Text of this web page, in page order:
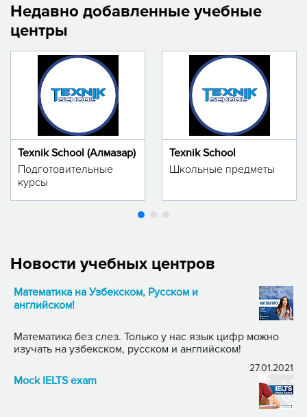
Недавно добавленные учебные
центры
Texnik School (Алмазар)
Подготовительные
курсы
Texnik School
Школьные предметы
Новости учебных центров
Математика на Узбекском, Русском и
английском!
Математика без слез. Только у нас язык цифр можно
изучать на узбекском, русском и английском!
27.01.2021
Mock IELTS exam